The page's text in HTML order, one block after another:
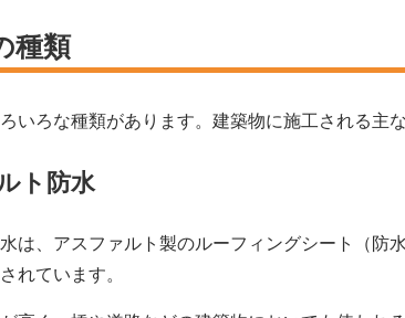
種類
いろな種類があります。建築物に施工される主
ト防水
は、アスファルト製のルーフィングシート（
れています。